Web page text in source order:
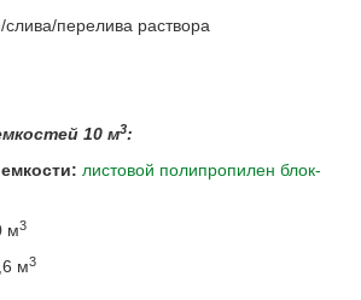
перелива раствора
10 м3:
листовой полипропилен блок-
м3
м3